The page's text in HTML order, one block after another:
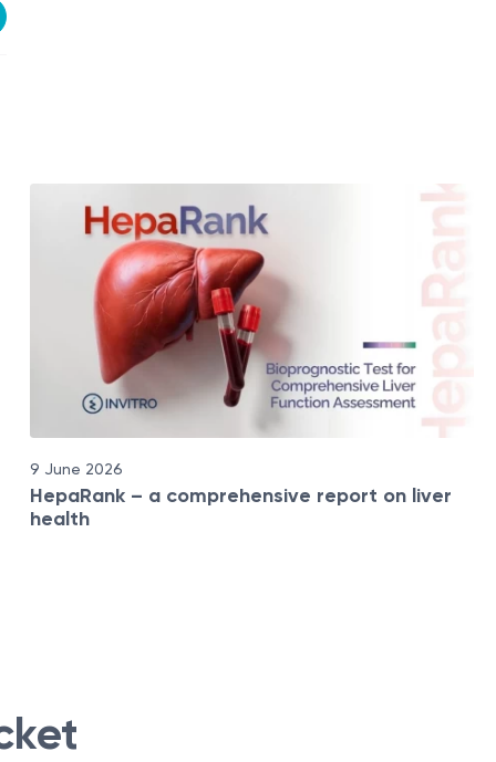
9 June 2026
HepaRank – a comprehensive report on liver
health